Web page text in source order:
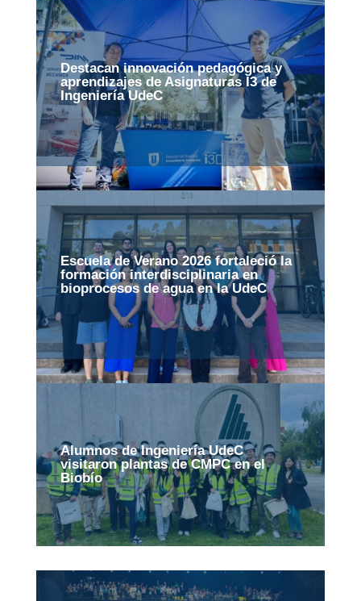
Destacan innovación pedagógica y
aprendizajes de Asignaturas I3 de
Ingeniería UdeC
Escuela de Verano 2026 fortaleció la
formación interdisciplinaria en
bioprocesos de agua en la UdeC
Alumnos de Ingeniería UdeC
visitaron plantas de CMPC en el
Biobío